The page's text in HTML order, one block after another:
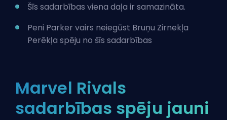
Šīs sadarbības viena daļa ir samazināta.
Peni Parker vairs neiegūst Bruņu Zirnekļa
Perēkļa spēju no šīs sadarbības
Marvel Rivals
sadarbības spēju jauni